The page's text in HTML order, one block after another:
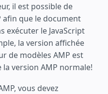
il est possible de
afin que le document
exécuter le JavaScript
la version affichée
de modèles AMP est
la version AMP normale!
vous devez